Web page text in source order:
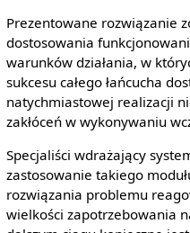
Prezentowane rozwiązanie
dostosowania
warunków działania, w
sukcesu całego łańcucha
natychmiastowej realizacji
zakłóceń w wykonywaniu
Specjaliści wdrażający
zastosowanie takiego
rozwiązania problemu
wielkości zapotrzebowania